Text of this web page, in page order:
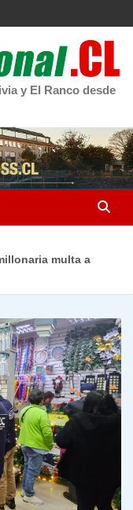
y El Ranco desde
multa a